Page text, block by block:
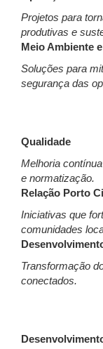
Projetos para
produtivas e
Meio Ambiente
Soluções para
segurança das
Qualidade
Melhoria
e normatização.
Relação Porto
Iniciativas que
comunidades
Transformação
conectados.